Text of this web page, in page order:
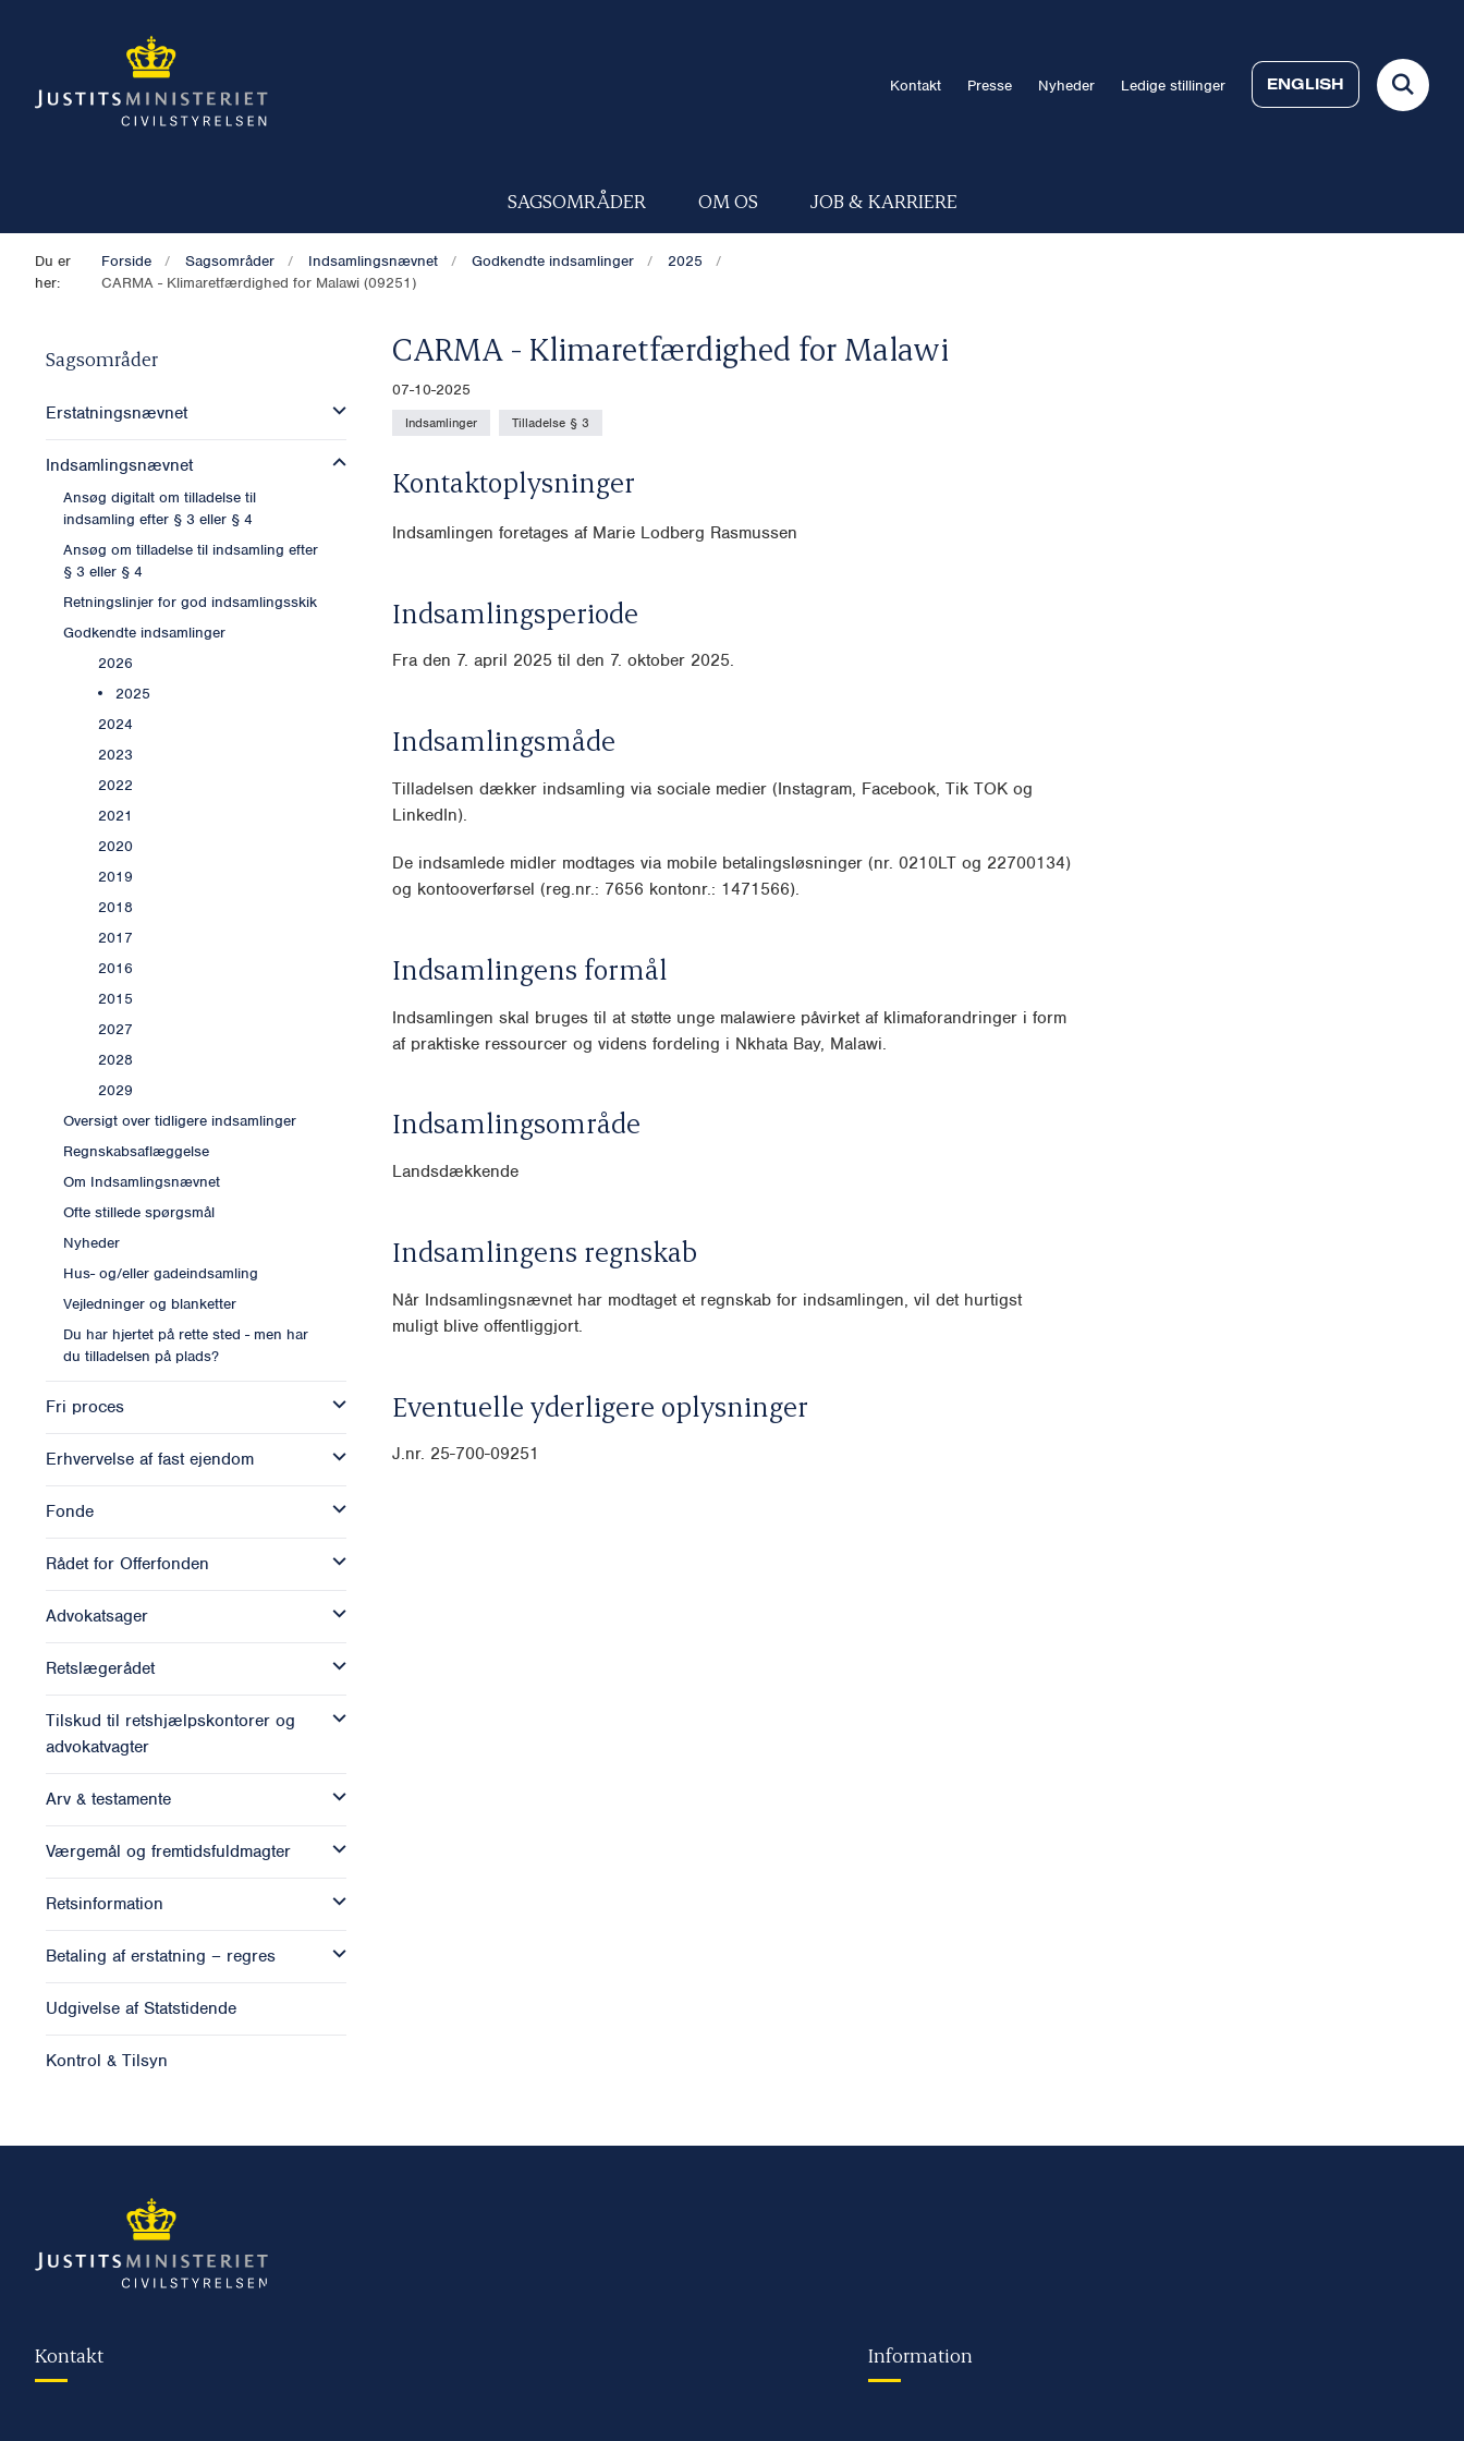
Kontakt Presse Nyheder Ledige stillinger ENGLISH
SAGSOMRÅDER OM OS JOB & KARRIERE
Du er
her:
Forside Sagsområder Indsamlingsnævnet Godkendte indsamlinger
2025
CARMA - Klimaretfærdighed for Malawi (09251)
Sagsområder
Erstatningsnævnet
Indsamlingsnævnet
Ansøg digitalt om tilladelse til
indsamling efter § 3 eller § 4
Ansøg om tilladelse til indsamling efter
§ 3 eller § 4
Retningslinjer for god indsamlingsskik
Godkendte indsamlinger
2026
2025
2024
2023
2022
2021
2020
2019
2018
2017
2016
2015
2027
2028
2029
Oversigt over tidligere indsamlinger
Regnskabsaflæggelse
Om Indsamlingsnævnet
Ofte stillede spørgsmål
Nyheder
Hus- og/eller gadeindsamling
Vejledninger og blanketter
Du har hjertet på rette sted - men har
du tilladelsen på plads?
Fri proces
Erhvervelse af fast ejendom
Fonde
Rådet for Offerfonden
Advokatsager
Retslægerådet
Tilskud til retshjælpskontorer og
advokatvagter
Arv & testamente
Værgemål og fremtidsfuldmagter
Retsinformation
Betaling af erstatning – regres
Udgivelse af Statstidende
Kontrol & Tilsyn
CARMA - Klimaretfærdighed for Malawi
07-10-2025
Indsamlinger Tilladelse § 3
Kontaktoplysninger
Indsamlingen foretages af Marie Lodberg Rasmussen
Indsamlingsperiode
Fra den 7. april 2025 til den 7. oktober 2025.
Indsamlingsmåde
Tilladelsen dækker indsamling via sociale medier (Instagram, Facebook, Tik TOK og
LinkedIn).
De indsamlede midler modtages via mobile betalingsløsninger (nr. 0210LT og 22700134)
og kontooverførsel (reg.nr.: 7656 kontonr.: 1471566).
Indsamlingens formål
Indsamlingen skal bruges til at støtte unge malawiere påvirket af klimaforandringer i form
af praktiske ressourcer og videns fordeling i Nkhata Bay, Malawi.
Indsamlingsområde
Landsdækkende
Indsamlingens regnskab
Når Indsamlingsnævnet har modtaget et regnskab for indsamlingen, vil det hurtigst
muligt blive offentliggjort.
Eventuelle yderligere oplysninger
J.nr. 25-700-09251
Kontakt Information